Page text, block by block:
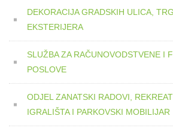
DEKORACIJA GRADSKIH ULICA,
EKSTERIJERA
SLUŽBA ZA RAČUNOVODSTVENE I
POSLOVE
ODJEL ZANATSKI RADOVI,
IGRALIŠTA I PARKOVSKI MOBILIJAR